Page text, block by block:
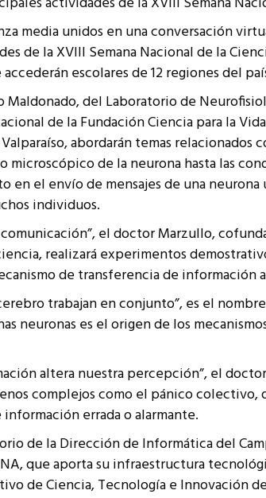
media unidos en una conversación
de la XVIII Semana Nacional de la
escolares de 12 regiones del
del Laboratorio de
de la Fundación Ciencia para la
abordarán temas
de la neurona hasta las
el envío de mensajes de una
individuos.
el doctor Marzullo,
realizará experimentos
de transferencia de información
trabajan en conjunto”, es el
neuronas es el origen de los
altera nuestra percepción”, el
complejos como el pánico colectivo,
errada o alarmante.
de la Dirección de Informática del
que aporta su infraestructura
de Ciencia, Tecnología e Innovación